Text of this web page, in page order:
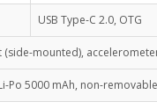
USB Type-C 2.0, OTG
(side-mounted),
Po 5000 mAh, non-removable